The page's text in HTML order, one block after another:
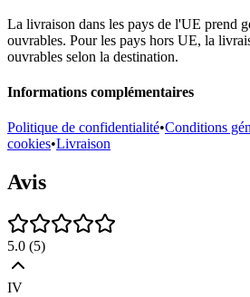
La livraison dans les pays de l'UE prend
ouvrables. Pour les pays hors UE, la
ouvrables selon la destination.
Informations complémentaires
Politique de confidentialité•Conditions
cookies•Livraison
Avis
5.0 (5)
IV